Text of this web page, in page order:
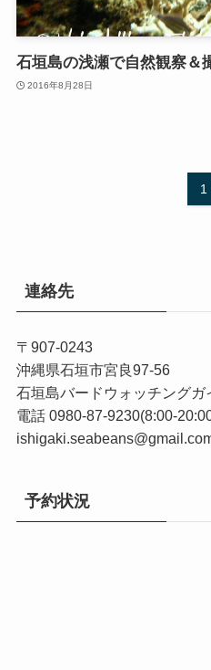
石垣島の浅瀬で自然観察＆
2016年8月28日
1
連絡先
〒907-0243
沖縄県石垣市宮良97-56
石垣島バードウォッチングガ
電話 0980-87-9230(8:00-
予約状況